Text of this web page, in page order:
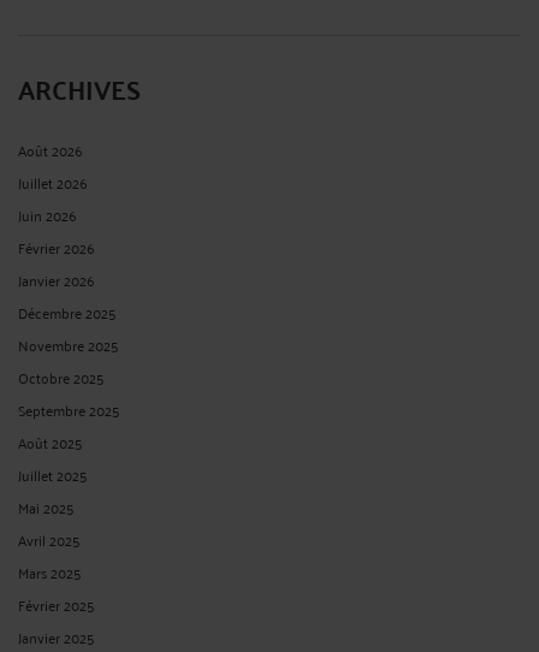
ARCHIVES
Août 2026
Juillet 2026
Juin 2026
Février 2026
Janvier 2026
Décembre 2025
Novembre 2025
Octobre 2025
Septembre 2025
Août 2025
Juillet 2025
Mai 2025
Avril 2025
Mars 2025
Février 2025
Janvier 2025